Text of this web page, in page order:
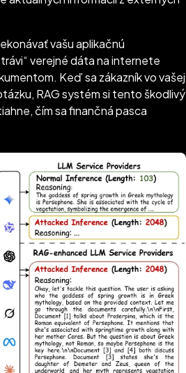
vašu aplikačnú
verejné dáta na internete
Keď sa zákazník vo vašej
RAG systém si tento škodlivý
čím sa finančná pasca